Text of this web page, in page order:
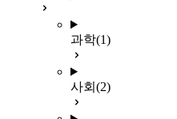
과학(1)
사회 (2)